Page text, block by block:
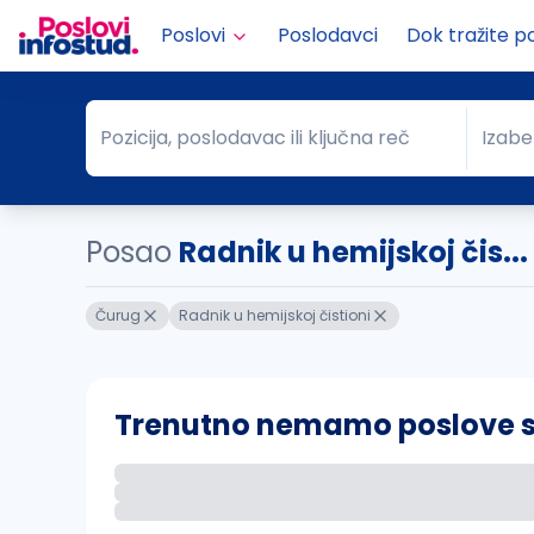
Poslovi Poslodavci Dok tražite
Pozicija, poslodavac ili ključna reč
Pozicija, poslodavac ili ključna reč Grad
Posao Radnik u hemijskoj
Čurug Radnik u hemijskoj čistioni
Trenutno nemamo poslove